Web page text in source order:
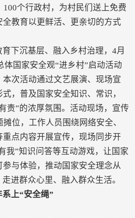
100个行政村，为村民们送上免费
教育以更鲜活、更亲切的方式
下沉基层、融入乡村治理，4月
体国家安全观“进乡村”启动活动
次活动通过文艺展演、现场宣
，普及国家安全知识、常识，
责”的浓厚氛围。活动现场，宣传
位，工作人员围绕网络安全、
点内容开展宣传，现场同步开
我”知识问答等互动游戏，让国家
与体验，推动国家安全理念从
进群众心里、融入群众生活。
上“安全绳”